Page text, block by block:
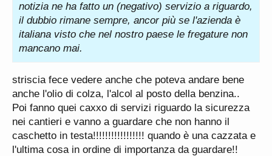
notizia ne ha fatto un (negativo) servizio a riguardo,
il dubbio rimane sempre, ancor più se l'azienda è
italiana visto che nel nostro paese le fregature non
mancano mai.
striscia fece vedere anche che poteva andare bene
anche l'olio di colza, l'alcol al posto della benzina..
Poi fanno quei caxxo di servizi riguardo la sicurezza
nei cantieri e vanno a guardare che non hanno il
caschetto in testa!!!!!!!!!!!!!!!!! quando è una cazzata e
l'ultima cosa in ordine di importanza da guardare!!